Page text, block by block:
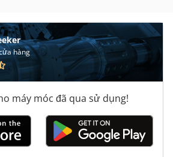
hàng
máy móc đã qua sử dụng!